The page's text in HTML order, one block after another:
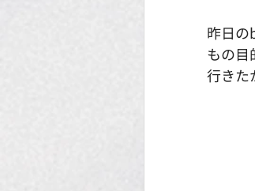
昨日の
もの目
行きた